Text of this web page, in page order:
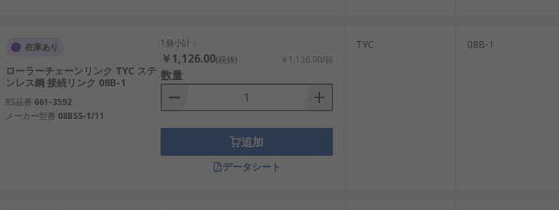
在庫あり
ローラーチェーンリンク TYC ステ
ンレス鋼 接続リンク 08B-1
RS品番 661-3592
メーカー型番 08BSS-1/11
1個小計：
￥1,126.00(税抜) ￥1,126.00/個
数量
追加
データシート
TYC 08B-1